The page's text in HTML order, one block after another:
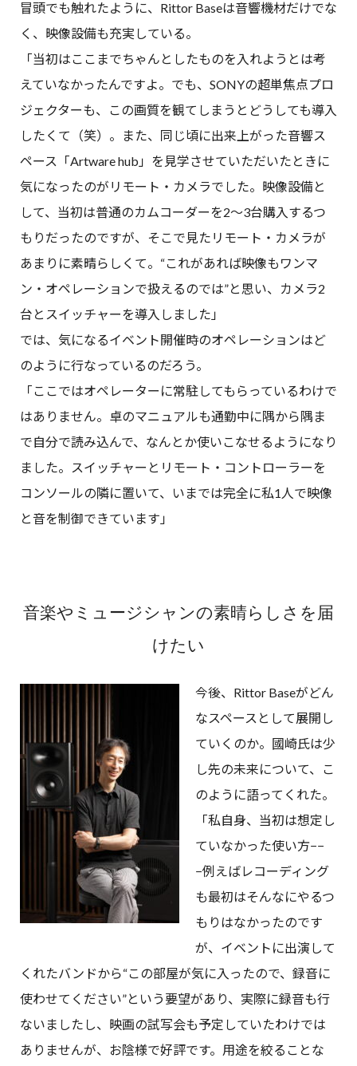
冒頭でも触れたように、Rittor Baseは音響機材だけでな
く、映像設備も充実している。
「当初はここまでちゃんとしたものを入れようとは考
えていなかったんですよ。でも、SONYの超単焦点プロ
ジェクターも、この画質を観てしまうとどうしても導入
したくて（笑）。また、同じ頃に出来上がった音響ス
ペース「Artware hub」を見学させていただいたときに
気になったのがリモート・カメラでした。映像設備と
して、当初は普通のカムコーダーを2〜3台購入するつ
もりだったのですが、そこで見たリモート・カメラが
あまりに素晴らしくて。“これがあれば映像もワンマ
ン・オペレーションで扱えるのでは”と思い、カメラ2
台とスイッチャーを導入しました」
では、気になるイベント開催時のオペレーションはど
のように行なっているのだろう。
「ここではオペレーターに常駐してもらっているわけで
はありません。卓のマニュアルも通勤中に隅から隅ま
で自分で読み込んで、なんとか使いこなせるようになり
ました。スイッチャーとリモート・コントローラーを
コンソールの隣に置いて、いまでは完全に私1人で映像
と音を制御できています」
音楽やミュージシャンの素晴らしさを届
けたい
今後、Rittor Baseがどん
なスペースとして展開し
ていくのか。國崎氏は少
し先の未来について、こ
のように語ってくれた。
「私自身、当初は想定し
ていなかった使い方−−
−例えばレコーディング
も最初はそんなにやるつ
もりはなかったのです
が、イベントに出演して
くれたバンドから“この部屋が気に入ったので、録音に
使わせてください”という要望があり、実際に録音も行
ないましたし、映画の試写会も予定していたわけでは
ありませんが、お陰様で好評です。用途を絞ることな